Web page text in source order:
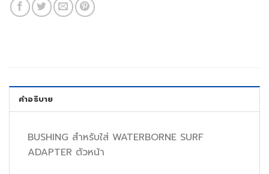
คำอธิบาย
BUSHING สำหรับใส่ WATERBORNE SURF
ADAPTER ตัวหน้า